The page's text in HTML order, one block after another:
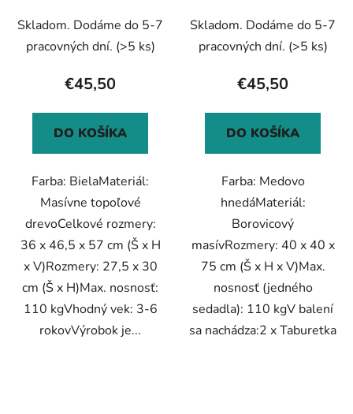
Skladom. Dodáme do 5-7
pracovných dní. (>5 ks)
€45,50
DO KOŠÍKA
Farba: BielaMateriál:
Masívne topoľové
drevoCelkové rozmery:
36 x 46,5 x 57 cm (Š x H
x V)Rozmery: 27,5 x 30
cm (Š x H)Max. nosnosť:
110 kgVhodný vek: 3-6
rokovVýrobok je...
borovica
Skladom. Dodáme do 5-7
pracovných dní. (>5 ks)
€45,50
DO KOŠÍKA
Farba: Medovo
hnedáMateriál:
Borovicový
masívRozmery: 40 x 40 x
75 cm (Š x H x V)Max.
nosnosť (jedného
sedadla): 110 kgV balení
sa nachádza:2 x Taburetka